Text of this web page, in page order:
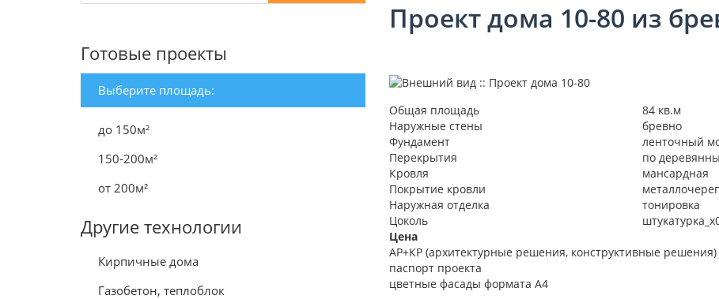
Готовые проекты
Выберите площадь:
до 150м²
150-200м²
от 200м²
Другие технологии
Кирпичные дома
Газобетон, теплоблок
Проект дома 10-80 из
Общая площадь
84 кв.м
Наружные стены
бревно
Фундамент
ленточный
Перекрытия
по
Кровля
мансардная
Покрытие кровли
Наружная отделка
тонировка
Цоколь
Цена
АР+КР (архитектурные решения, конструктивные решения)
паспорт проекта
цветные фасады формата А4